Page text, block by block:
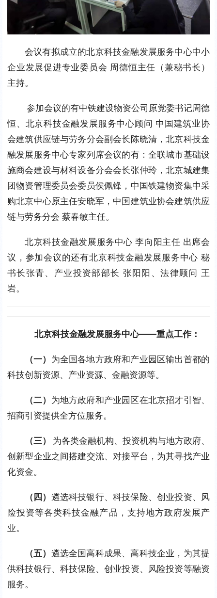
会议有拟成立的北京科技金融发展服务中心中小
企业发展促进专业委员会 周德恒主任（兼秘书长）
主持。
参加会议的有中铁建设物资公司原党委书记周德
恒、北京科技金融发展服务中心顾问 中国建筑业协
会建筑供应链与劳务分会副会长陈晓清，北京科技金
融发展服务中心专家列席会议的有：全联城市基础设
施商会建设与材料设备分会会长张仲玲，北京城建集
团物资管理委员会委员侯佩锋，中国铁建物资集中采
购北京中心原主任安晓军，中国建筑业协会建筑供应
链与劳务分会 蔡春敏主任。
北京科技金融发展服务中心 李向阳主任 出席会
议，参加会议的还有北京科技金融发展服务中心 秘
书长张青、产业投资部部长 张阳阳、法律顾问 王
岩。
北京科技金融发展服务中心——重点工作：
（一） 为全国各地方政府和产业园区输出首都的
科技创新资源、产业资源、金融资源等。
（二） 为地方政府和产业园区在北京招才引智、
招商引资提供全方位服务。
（三） 为各类金融机构、投资机构与地方政府、
创新型企业之间搭建交流、对接平台，为其寻找产业
化资金。
（四） 遴选科技银行、科技保险、创业投资、风
险投资等各类科技金融产品，支持地方政府发展产
业。
（五） 遴选全国高科成果、高科技企业，为其提
供科技银行、科技保险、创业投资、风险投资等融资
服务。